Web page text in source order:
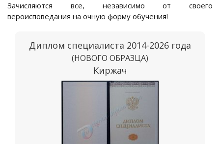
Зачисляются все, независимо от своего
вероисповедания на очную форму обучения!
Диплом специалиста 2014-2026 года
(НОВОГО ОБРАЗЦА)
Киржач